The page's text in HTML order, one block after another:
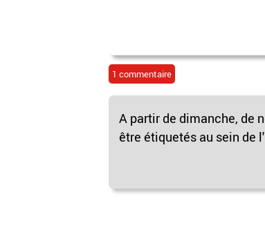
1 commentaire
A partir de dimanche, de
être étiquetés au sein de